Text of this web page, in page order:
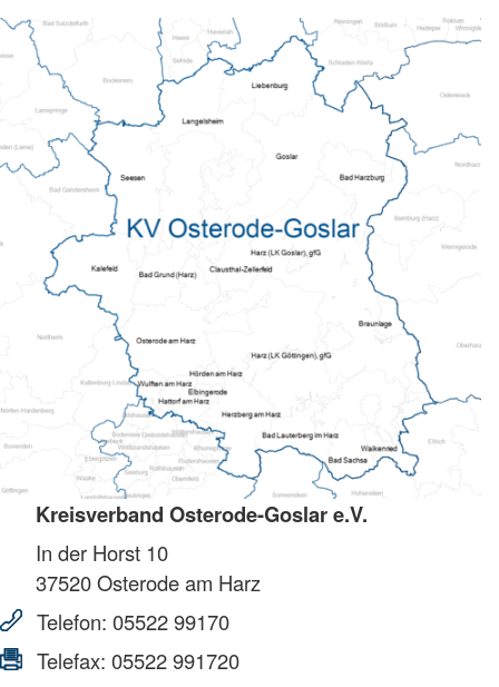
Kreisverband Osterode-Goslar e.V.
In der Horst 10
37520Osterode am Harz
Telefon: 05522 99170
Telefax: 05522 991720